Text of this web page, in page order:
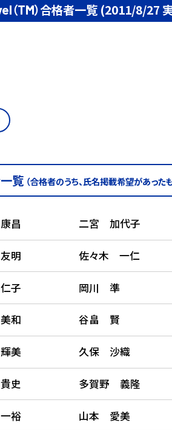
（TM）合格者一覧 (2011/8/27
覧 （合格者のうち、氏名掲載希望があった
昌 二宮 加代子
明 佐々木 一仁
子 岡川 準
和 谷畠 賢
美 久保 沙織
史 多賀野 義隆
裕 山本 愛美